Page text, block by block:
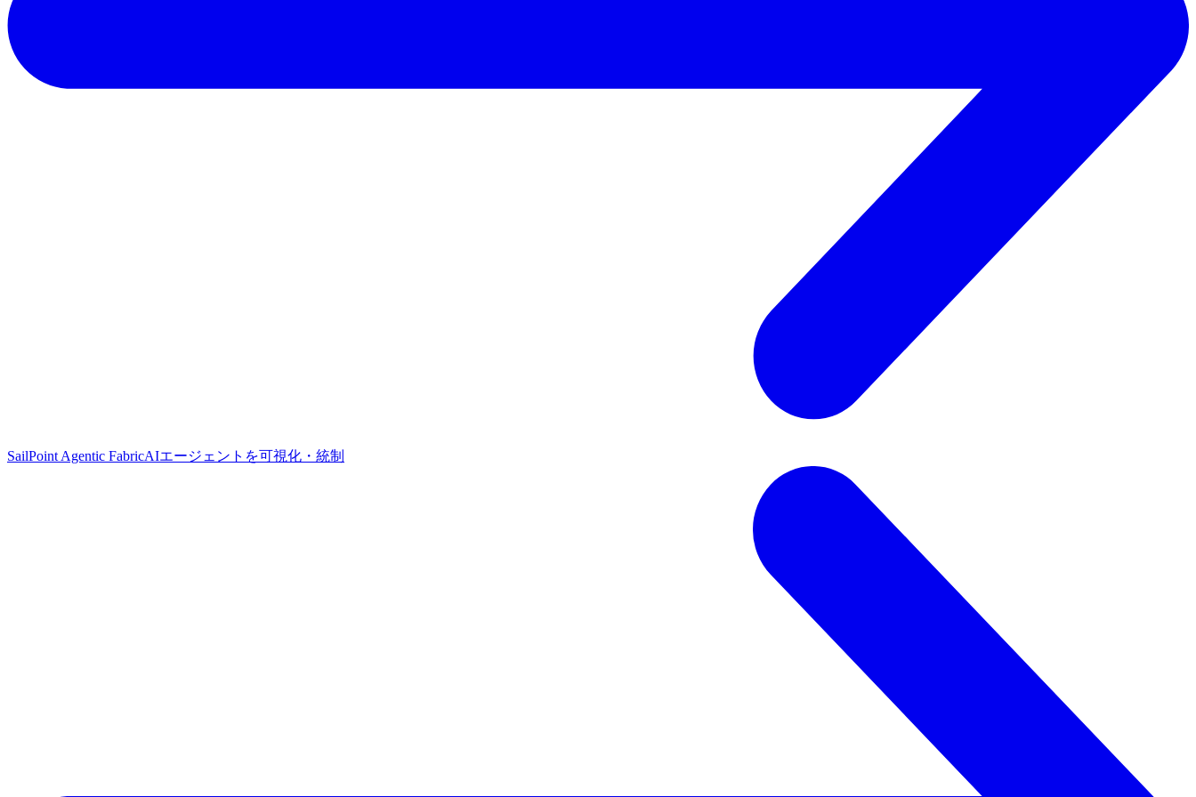
SailPoint Agentic FabricAIエージェントを可視化・統制